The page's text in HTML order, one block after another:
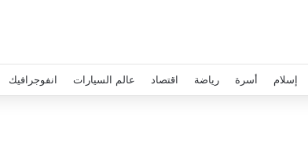
إسلام أسرة رياضة اقتصاد عالم السيارات انفوجرافيك